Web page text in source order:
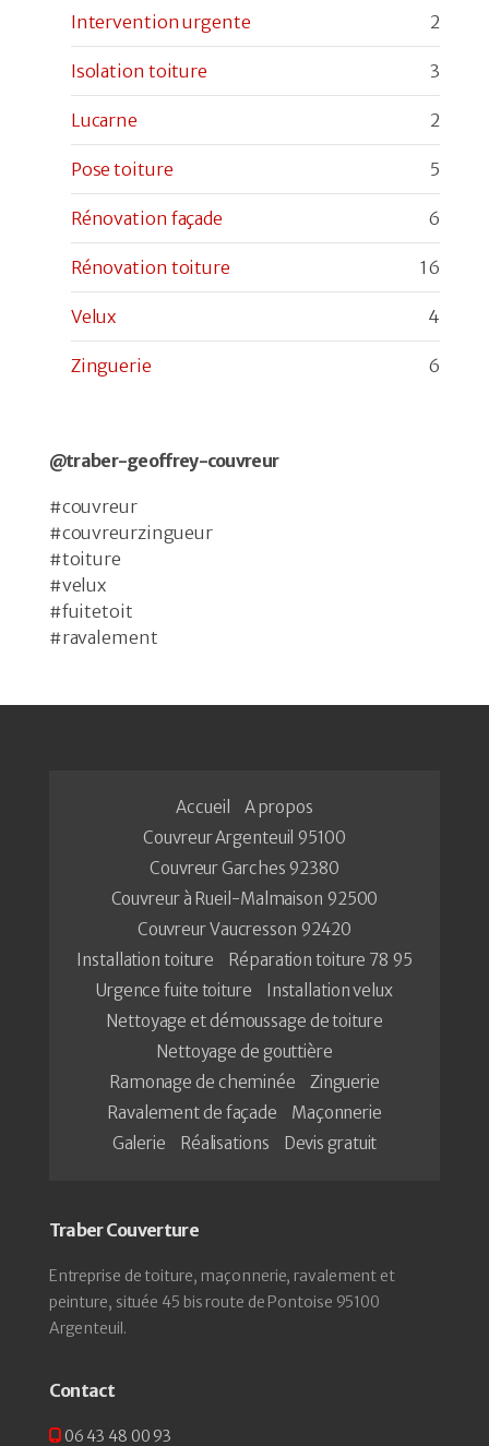
Intervention urgente 2
Isolation toiture 3
Lucarne 2
Pose toiture 5
Rénovation façade 6
Rénovation toiture 16
Velux 4
Zinguerie 6
@traber-geoffrey-couvreur
#couvreur
#couvreurzingueur
#toiture
#velux
#fuitetoit
#ravalement
Accueil
A propos
Couvreur Argenteuil 95100
Couvreur Garches 92380
Couvreur à Rueil-Malmaison 92500
Couvreur Vaucresson 92420
Installation toiture
Réparation toiture 78 95
Urgence fuite toiture
Installation velux
Nettoyage et démoussage de toiture
Nettoyage de gouttière
Ramonage de cheminée
Zinguerie
Ravalement de façade
Maçonnerie
Galerie
Réalisations Devis gratuit
Traber Couverture
Entreprise de toiture, maçonnerie, ravalement et
peinture, située 45 bis route de Pontoise 95100
Argenteuil.
Contact
06 43 48 00 93